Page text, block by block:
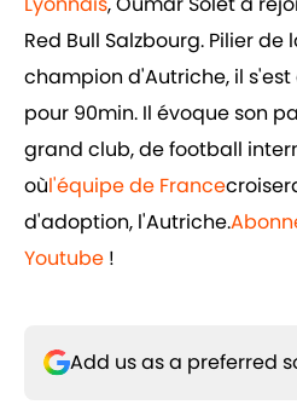
Red Bull Salzbourg. Pilier de
champion d'Autriche, il
pour 90min. Il évoque son
grand club, de football
oùl'équipe de France
d'adoption, l'Autriche.
Youtube !
Add us as a preferred